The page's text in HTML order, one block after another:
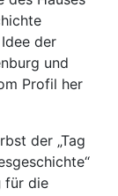
der
und
Profil her
der „Tag
für die